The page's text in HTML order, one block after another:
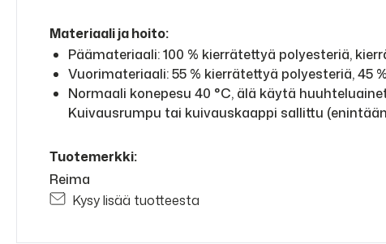
Materiaali ja hoito:
Päämateriaali: 100 % kierrätettyä polyesteriä,
Vuorimateriaali: 55 % kierrätettyä polyesteriä, 45
Normaali konepesu 40 °C, älä käytä
Kuivausrumpu tai kuivauskaappi sallittu
Tuotemerkki:
Reima
Kysy lisää tuotteesta